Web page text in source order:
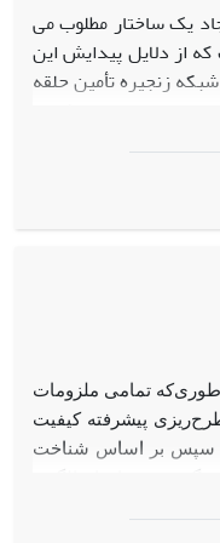
یک ساختار مطلوب می
از دلایل پیدایش این
زنجیره تأمین حلقه
جدید، بازیافت یا
انتظار برای تمام
شده به‌­علاوه
جهت حل از نرم افزار GAMS استفاده شده است. براساس نتایج حاصل از پژوهش پاسخ موجه‌­ای که توسط CPLEX برای مسئله­‌های آزمون 3C تا 6C معرفی می­‌
تمامی ملزومات
پیشرفته کیفیت
سپس بر اساس شناخت
سرانجام الگوی